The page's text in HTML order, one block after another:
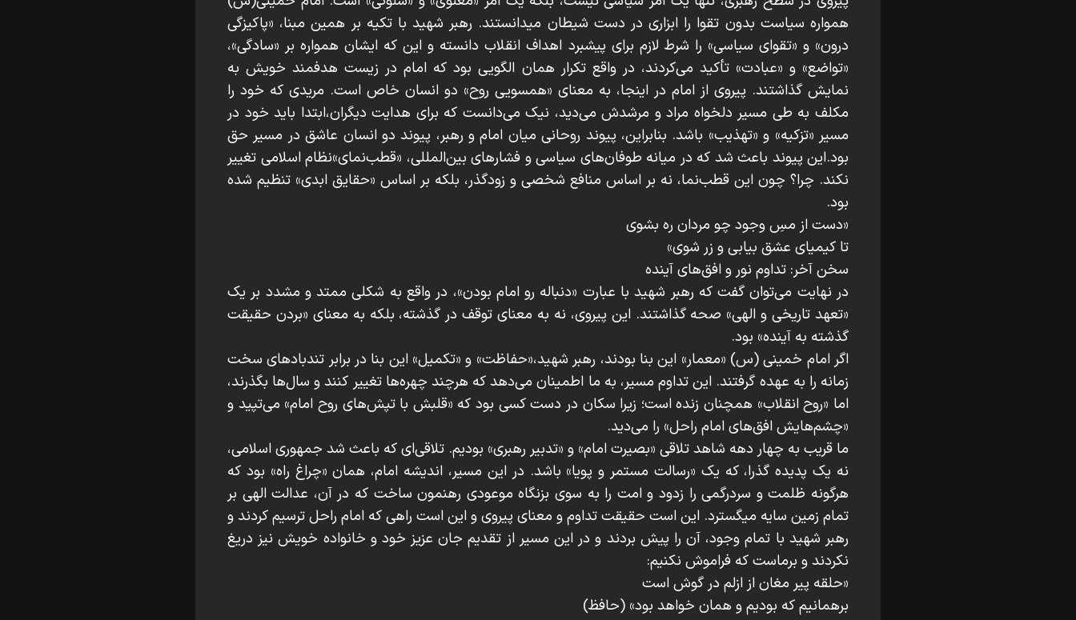
همواره سیاست بدون تقوا را ابزاری در دست شیطان میدانستند. رهبر شهید با تکیه بر همین مبنا، «پاکیزگی
درون» و «تقوای سیاسی» را شرط لازم برای پیشبرد اهداف انقلاب دانسته و این که ایشان همواره بر «سادگی»،
«تواضع» و «عبادت» تأکید می‌کردند، در واقع تکرار همان الگویی بود که امام در زیست هدفمند خویش به
نمایش گذاشتند. پیروی از امام در اینجا، به معنای «همسویی روح» دو انسان خاص است. مریدی که خود را
مکلف به طی مسیر دلخواه مراد و مرشدش می‌دید، نیک می‌دانست که برای هدایت دیگران،ابتدا باید خود در
مسیر «تزکیه» و «تهذیب» باشد. بنابراین، پیوند روحانی میان امام و رهبر، پیوند دو انسان عاشق در مسیر حق
بود.این پیوند باعث شد که در میانه‌ طوفان‌های سیاسی و فشارهای بین‌المللی، «قطب‌نمای»نظام اسلامی تغییر
نکند. چرا؟ چون این قطب‌نما، نه بر اساس منافع شخصی و زودگذر، بلکه بر اساس «حقایق ابدی» تنظیم شده
بود.
«دست از مسِ وجود چو مردان ره بشوی
تا کیمیای عشق بیابی و زر شوی»
سخن آخر: تداوم نور و افق‌های آینده
در نهایت می‌توان گفت که رهبر شهید با عبارت «دنباله‌ رو امام بودن»، در واقع به شکلی ممتد و مشدد بر یک
«تعهد تاریخی و الهی» صحه ‌گذاشتند. این پیروی، نه به معنای توقف در گذشته، بلکه به معنای «بردن حقیقت
گذشته به آینده» بود.
اگر امام خمینی (س) «معمار» این بنا بودند، رهبر شهید،«حفاظت» و «تکمیل» این بنا در برابر تندبادهای سخت
زمانه را به عهده گرفتند. این تداوم مسیر، به ما اطمینان می‌دهد که هرچند چهره‌ها تغییر کنند و سال‌ها بگذرند،
اما «روح انقلاب» همچنان زنده است؛ زیرا سکان در دست کسی بود که «قلبش با تپش‌های روح امام» می‌تپید و
«چشم‌هایش افق‌های امام راحل» را می‌دید.
ما قریب به چهار دهه شاهد تلاقی «بصیرت امام» و «تدبیر رهبری» بودیم. تلاقی‌ای که باعث شد جمهوری اسلامی،
نه یک پدیده گذرا، که یک «رسالت مستمر و پویا» باشد. در این مسیر، اندیشه امام، همان «چراغ راه» بود که
هرگونه ظلمت و سردرگمی را زدود و امت را به سوی بزنگاه موعودی رهنمون ساخت که در آن، عدالت الهی بر
تمام زمین سایه میگسترد. این است حقیقت تداوم و معنای پیروی و این است راهی که امام راحل ترسیم کردند و
رهبر شهید با تمام وجود، آن را پیش ‌بردند و در این مسیر از تقدیم جان عزیز خود و خانواده خویش نیز دریغ
نکردند و برماست که فراموش نکنیم:
«حلقه پیر مغان از ازلم در گوش است
برهمانیم که بودیم و همان خواهد بود» (حافظ)